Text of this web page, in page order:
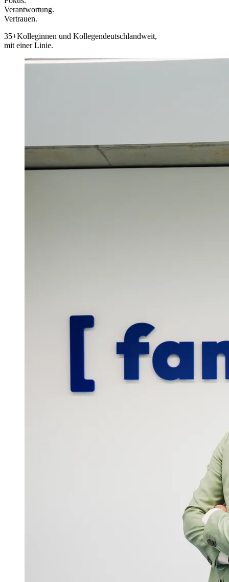
Verantwortung.
Vertrauen.
35+Kolleginnen und Kollegendeutschlandweit,
mit einer Linie.